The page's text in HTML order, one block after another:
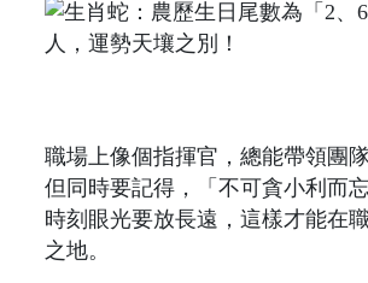
職場上像個指揮官，總能帶領團隊
但同時要記得，「不可貪小利而
時刻眼光要放長遠，這樣才能在
之地。